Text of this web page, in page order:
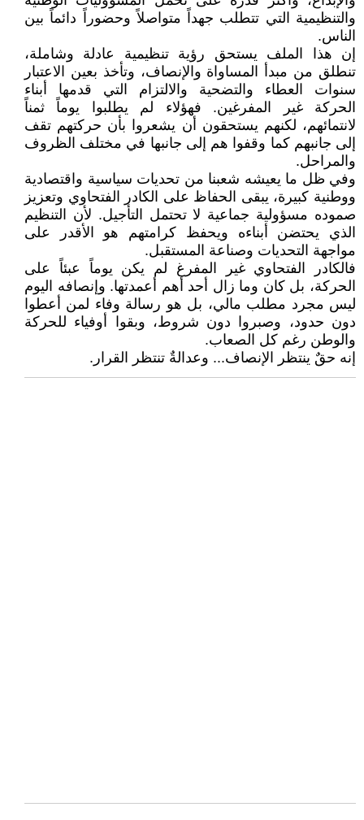
والتنظيمية التي تتطلب جهداً متواصلاً وحضوراً دائماً بين
الناس.
إن هذا الملف يستحق رؤية تنظيمية عادلة وشاملة،
تنطلق من مبدأ المساواة والإنصاف، وتأخذ بعين الاعتبار
سنوات العطاء والتضحية والالتزام التي قدمها أبناء
الحركة غير المفرغين. فهؤلاء لم يطلبوا يوماً ثمناً
لانتمائهم، لكنهم يستحقون أن يشعروا بأن حركتهم تقف
إلى جانبهم كما وقفوا هم إلى جانبها في مختلف الظروف
والمراحل.
وفي ظل ما يعيشه شعبنا من تحديات سياسية واقتصادية
ووطنية كبيرة، يبقى الحفاظ على الكادر الفتحاوي وتعزيز
صموده مسؤولية جماعية لا تحتمل التأجيل. لأن التنظيم
الذي يحتضن أبناءه ويحفظ كرامتهم هو الأقدر على
مواجهة التحديات وصناعة المستقبل.
فالكادر الفتحاوي غير المفرغ لم يكن يوماً عبئاً على
الحركة، بل كان وما زال أحد أهم أعمدتها. وإنصافه اليوم
ليس مجرد مطلب مالي، بل هو رسالة وفاء لمن أعطوا
دون حدود، وصبروا دون شروط، وبقوا أوفياء للحركة
والوطن رغم كل الصعاب.
إنه حقٌ ينتظر الإنصاف... وعدالةٌ تنتظر القرار.